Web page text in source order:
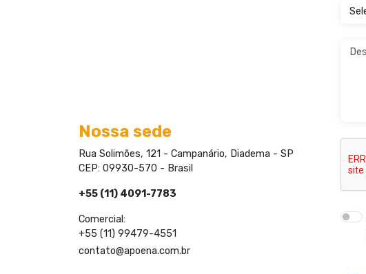
Nossa sede
Rua Solimões, 121 - Campanário, Diadema - SP
CEP: 09930-570 - Brasil
+55 (11) 4091-7783
Comercial:
+55 (11) 99479-4551
contato@apoena.com.br